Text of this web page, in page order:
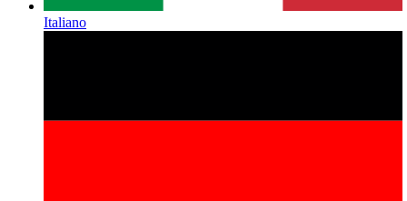
Italiano